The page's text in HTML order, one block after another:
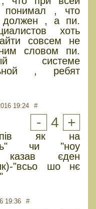
понимал , что
должен , а пи.
хоть
совсем не
словом пи.
системе
, ребят
19:24 #
- 4 +
як на
чи "ноу
казав єден
"всьо шо нє
19:36 #